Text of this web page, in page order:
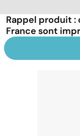
Rappel produit
France sont